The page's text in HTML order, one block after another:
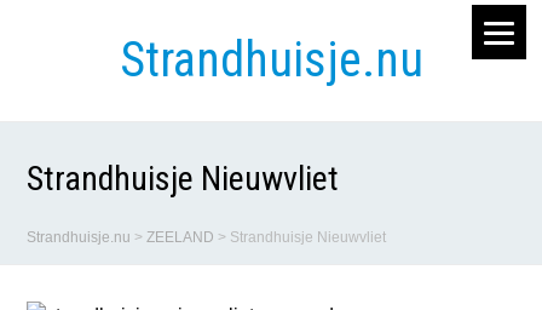
Strandhuisje.nu
Strandhuisje Nieuwvliet
Strandhuisje.nu >ZEELAND > Strandhuisje Nieuwvliet